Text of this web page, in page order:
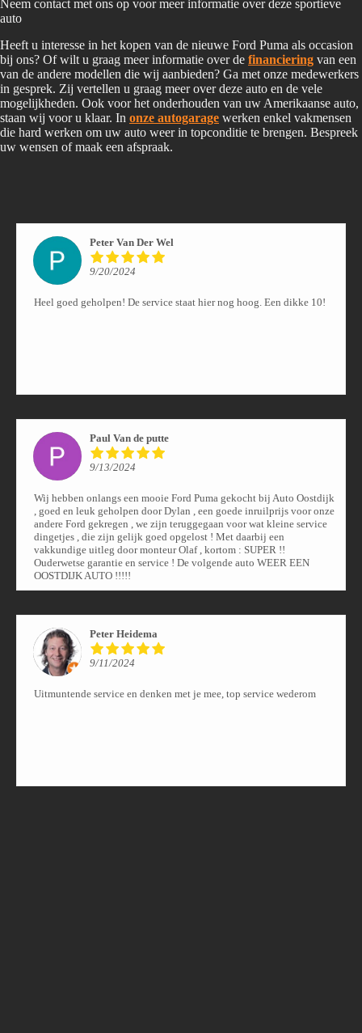
Neem contact met ons op voor meer informatie over deze sportieve
auto
Heeft u interesse in het kopen van de nieuwe Ford Puma als occasion
bij ons? Of wilt u graag meer informatie over de financiering van een
van de andere modellen die wij aanbieden? Ga met onze medewerkers
in gesprek. Zij vertellen u graag meer over deze auto en de vele
mogelijkheden. Ook voor het onderhouden van uw Amerikaanse auto,
staan wij voor u klaar. In onze autogarage werken enkel vakmensen
die hard werken om uw auto weer in topconditie te brengen. Bespreek
uw wensen of maak een afspraak.
Peter Van Der Wel
9/20/2024
Heel goed geholpen! De service staat hier nog hoog. Een dikke 10!
Paul Van de putte
9/13/2024
Wij hebben onlangs een mooie Ford Puma gekocht bij Auto Oostdijk
, goed en leuk geholpen door Dylan , een goede inruilprijs voor onze
andere Ford gekregen , we zijn teruggegaan voor wat kleine service
dingetjes , die zijn gelijk goed opgelost ! Met daarbij een
vakkundige uitleg door monteur Olaf , kortom : SUPER !!
Ouderwetse garantie en service ! De volgende auto WEER EEN
OOSTDIJK AUTO !!!!!
Peter Heidema
9/11/2024
Uitmuntende service en denken met je mee, top service wederom